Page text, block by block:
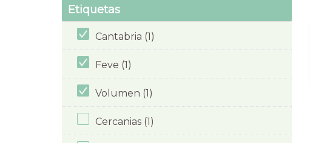
Etiquetas
Cantabria (1)
Feve (1)
Volumen (1)
Cercanias (1)